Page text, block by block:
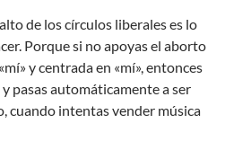
de los círculos liberales es lo
Porque si no apoyas el aborto
y centrada en «mí», entonces
pasas automáticamente a ser
cuando intentas vender música